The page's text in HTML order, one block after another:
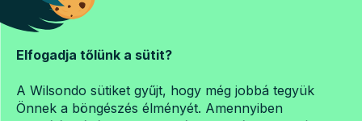
Elfogadja tőlünk a sütit?
A Wilsondo sütiket gyűjt, hogy még jobbá tegyük
Önnek a böngészés élményét. Amennyiben
Copyright 2026
. Minden jog fenntartva.
Süti beállítások szerkesztése